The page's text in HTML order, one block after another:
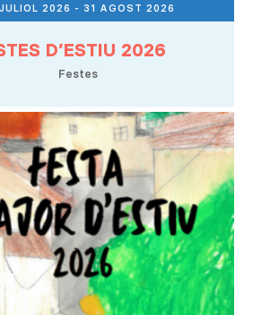
2026 - 31 AGOST 2026
D’ESTIU 2026
Festes